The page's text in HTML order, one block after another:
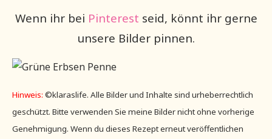
Wenn ihr bei Pinterest seid, könnt ihr gerne
unsere Bilder pinnen.
Hinweis: ©klaraslife. Alle Bilder und Inhalte sind urheberrechtlich
geschützt. Bitte verwenden Sie meine Bilder nicht ohne vorherige
Genehmigung. Wenn du dieses Rezept erneut veröffentlichen